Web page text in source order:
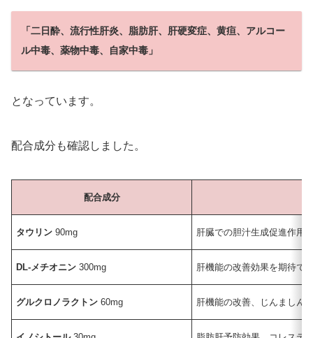
「二日酔、流行性肝炎、脂肪肝、肝硬変症、黄疸、アルコー
ル中毒、薬物中毒、自家中毒」
となっています。
配合成分も確認しました。
配合成分
タウリン 90mg 肝臓での胆汁生成促進作用
DL-メチオニン 300mg 肝機能の改善効果を期待で
グルクロノラクトン 60mg 肝機能の改善、じんましん